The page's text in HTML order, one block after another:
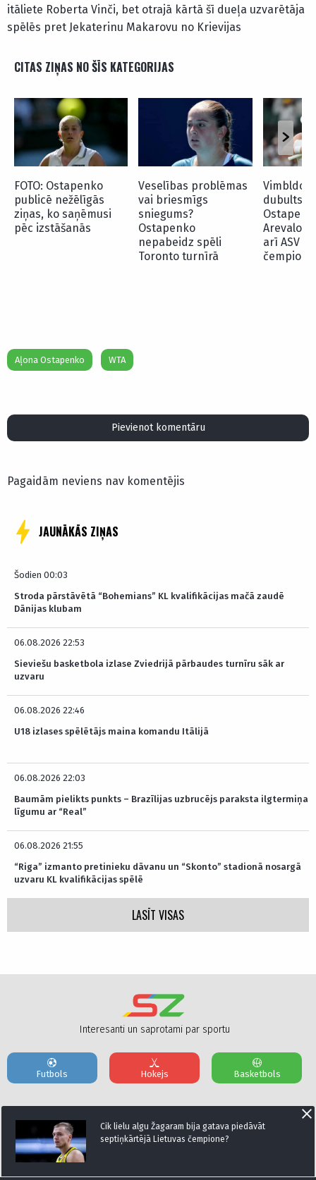
itāliete Roberta Vinči, bet otrajā kārtā šī dueļa uzvarētāja
spēlēs pret Jekaterinu Makarovu no Krievijas
CITAS ZIŅAS NO ŠĪS KATEGORIJAS
FOTO: Ostapenko
publicē nežēlīgās
ziņas, ko saņēmusi
pēc izstāšanās
Veselības problēmas
vai briesmīgs
sniegums?
Ostapenko
nepabeidz spēli
Toronto turnīrā
Arevalo
arī ASV
Aļona Ostapenko WTA
Pievienot komentāru
Pagaidām neviens nav komentējis
JAUNĀKĀS ZIŅAS
Šodien 00:03
Stroda pārstāvētā “Bohemians” KL kvalifikācijas mačā zaudē
Dānijas klubam
06.08.2026 22:53
Sieviešu basketbola izlase Zviedrijā pārbaudes turnīru sāk ar
uzvaru
06.08.2026 22:46
U18 izlases spēlētājs maina komandu Itālijā
06.08.2026 22:03
Baumām pielikts punkts – Brazīlijas uzbrucējs paraksta ilgtermiņa
līgumu ar “Real”
06.08.2026 21:55
“Riga” izmanto pretinieku dāvanu un “Skonto” stadionā nosargā
uzvaru KL kvalifikācijas spēlē
LASĪT VISAS
Cik lielu algu Žagaram bija gatava piedāvāt
septiņkārtējā Lietuvas čempione?
Interesanti un saprotami par sportu
Futbols Hokejs Basketbols
Par mums Reklāmas Parametri Kontakti
Seko mums: